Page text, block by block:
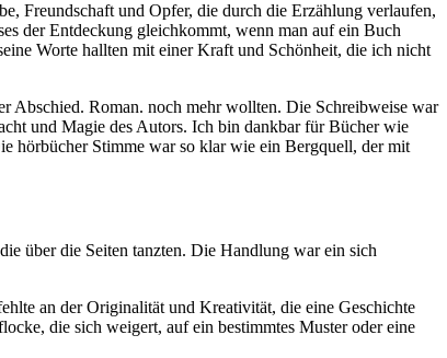
Freundschaft und Opfer, die durch die Erzählung verlaufen,
der Entdeckung gleichkommt, wenn man auf ein Buch
Worte hallten mit einer Kraft und Schönheit, die ich nicht
Abschied. Roman. noch mehr wollten. Die Schreibweise war
und Magie des Autors. Ich bin dankbar für Bücher wie
hörbücher Stimme war so klar wie ein Bergquell, der mit
über die Seiten tanzten. Die Handlung war ein sich
an der Originalität und Kreativität, die eine Geschichte
die sich weigert, auf ein bestimmtes Muster oder eine